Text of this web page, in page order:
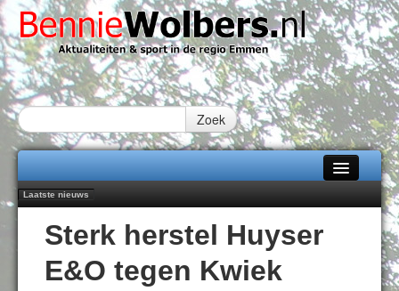
Zoek
Home
Alle categorieën
Over Bennie Wolbers
Laatste nieuws
nieuwe rugsponsor
Najaar '26 staat live!
102 kaarsen voor eeuwling Mieke Sijbom-Maatje
Emmen wint op Open Dag overtuigend van Almere City
Sterk herstel Huyser
E&O tegen Kwiek